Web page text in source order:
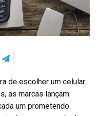
de escolher um celular
as marcas lançam
um prometendo